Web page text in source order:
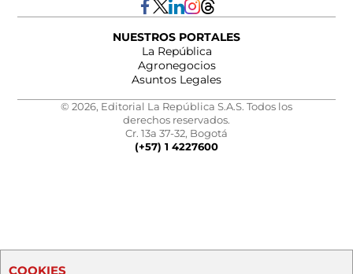
NUESTROS PORTALES
La República
Agronegocios
Asuntos Legales
© 2026, Editorial La República S.A.S. Todos los
derechos reservados.
Cr. 13a 37-32, Bogotá
(+57) 1 4227600
COOKIES